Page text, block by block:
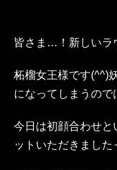
皆さま…！新しいラ
柘榴女王様です(^^)
になってしまうので
今日は初顔合わせと
ットいただきました